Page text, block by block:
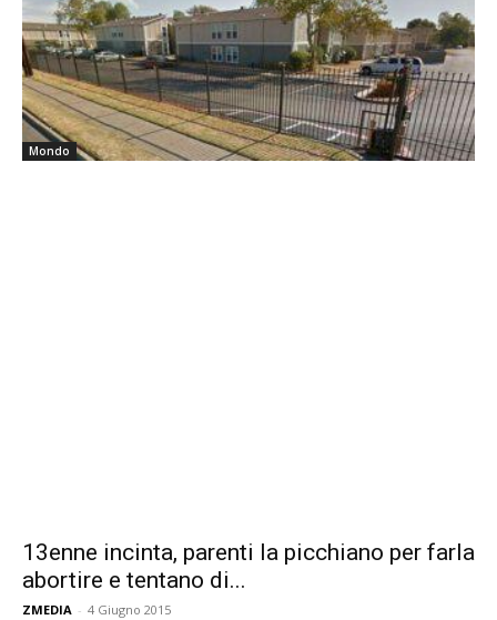
Mondo
13enne incinta, parenti la picchiano per farla
abortire e tentano di...
ZMEDIA - 4 Giugno 2015